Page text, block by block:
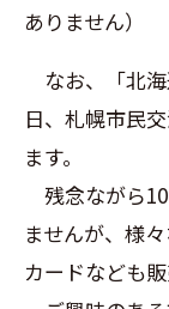
ありません）
なお、「北
日、札幌市民
ます。
残念ながら
ませんが、様
カードなども